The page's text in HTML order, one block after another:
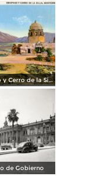
Obispado y Cerro de la Silla
de Gobierno